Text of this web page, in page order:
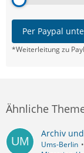
Per Paypal
*Weiterleitung zu
Ähnliche
Archiv
Ums-Berlin